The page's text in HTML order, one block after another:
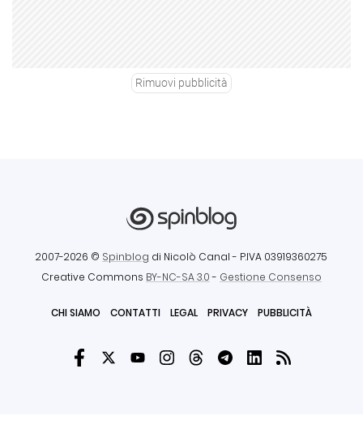
Rimuovi pubblicità
2007-2026 © Spinblog di Nicolò Canal - P.IVA 03919360275
Creative Commons BY-NC-SA 3.0- Gestione Consenso
CHI SIAMO CONTATTI LEGAL PRIVACY PUBBLICITÀ